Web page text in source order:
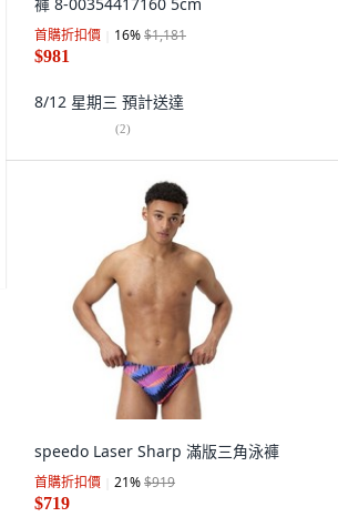
首購折扣價 16%$1,181
$981
8/12 星期三 預計送達
(2)
speedo Laser Sharp 滿版三角泳褲
首購折扣價 21%$919
$719